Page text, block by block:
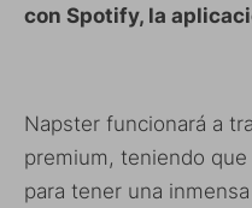
con Spotify, la
Napster funcionará a
premium, teniendo
para tener una